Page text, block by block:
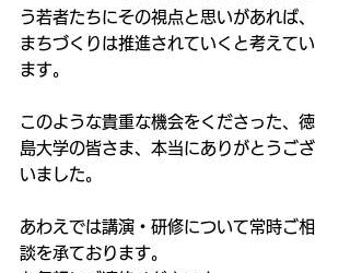
う若者たちにその視点と思いがあれば、
まちづくりは推進されていくと考えてい
ます。
このような貴重な機会をくださった、徳
島大学の皆さま、本当にありがとうござ
いました。
あわえでは講演・研修について常時ご相
談を承ております。